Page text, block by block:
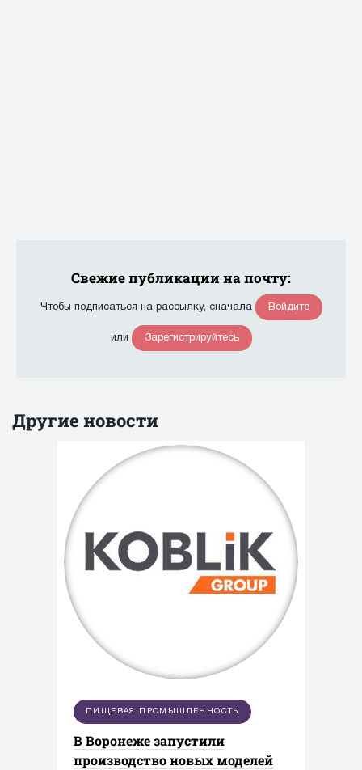
Свежие публикации на почту:
Чтобы подписаться на рассылку, сначала Войдите
или Зарегистрируйтесь
Другие новости
ПИЩЕВАЯ ПРОМЫШЛЕННОСТЬ
В Воронеже запустили
производство новых моделей